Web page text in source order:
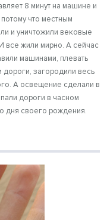
8 минут на машине и
что местным
и уничтожили вековые
все жили мирно. А сейчас
машинами, плевать
дороги, загородили весь
А освещение сделали в
дороги в часном
дня своего рождения.